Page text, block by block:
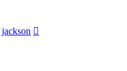
jackson